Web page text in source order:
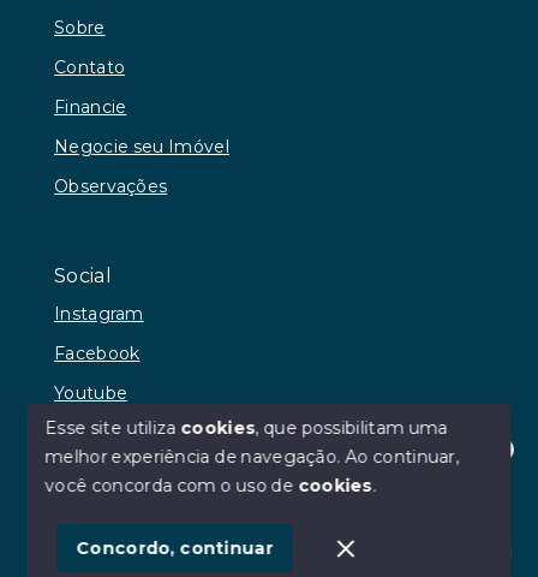
Sobre
Contato
Financie
Negocie seu Imóvel
Observações
Social
Instagram
Facebook
Youtube
© Copyright 2026 - RR Andrade Imóveis - Todos os
SITE PARA IMOBILIARIA
Olá! Estamos disponíveis para te ajudar.
Esse site utiliza cookies, que possibilitam uma
melhor experiência de navegação.Ao continuar,
você concorda com o uso de cookies.
Concordo, continuar